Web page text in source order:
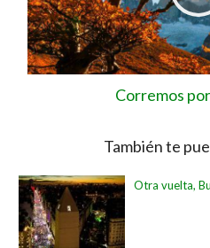
Corremos
También te
Otra vuelta,